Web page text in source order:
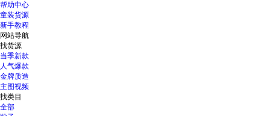
帮助中心
童装货源
新手教程
网站导航
找货源
当季新款
人气爆款
金牌质造
主图视频
找类目
全部